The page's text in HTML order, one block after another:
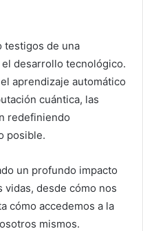
testigos de una
desarrollo tecnológico.
aprendizaje automático
cuántica, las
redefiniendo
posible.
un profundo impacto
vidas, desde cómo nos
cómo accedemos a la
mismos.